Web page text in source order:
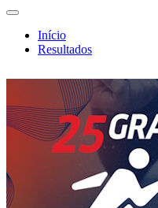
Início
Resultados